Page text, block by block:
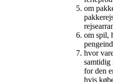
om
om spil,
hvor
samtidig
for den
hvis